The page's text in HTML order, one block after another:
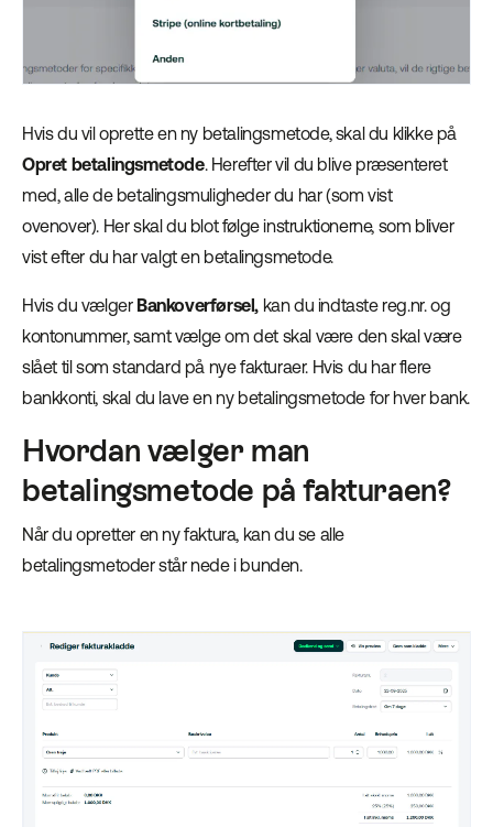
Hvis du vil oprette en ny betalingsmetode, skal du klikke på
Opret betalingsmetode. Herefter vil du blive præsenteret
med, alle de betalingsmuligheder du har (som vist
ovenover). Her skal du blot følge instruktionerne, som bliver
vist efter du har valgt en betalingsmetode.
Hvis du vælger Bankoverførsel, kan du indtaste reg.nr. og
kontonummer, samt vælge om det skal være den skal være
slået til som standard på nye fakturaer. Hvis du har flere
bankkonti, skal du lave en ny betalingsmetode for hver bank.
Hvordan vælger man
betalingsmetode på fakturaen?
Når du opretter en ny faktura, kan du se alle
betalingsmetoder står nede i bunden.